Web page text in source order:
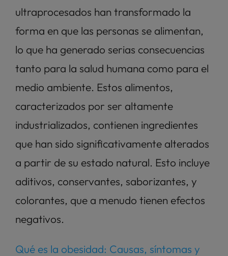
ultraprocesados han transformado la
forma en que las personas se alimentan,
lo que ha generado serias consecuencias
tanto para la salud humana como para el
medio ambiente. Estos alimentos,
caracterizados por ser altamente
industrializados, contienen ingredientes
que han sido significativamente alterados
a partir de su estado natural. Esto incluye
aditivos, conservantes, saborizantes, y
colorantes, que a menudo tienen efectos
negativos.
Qué es la obesidad: Causas, síntomas y